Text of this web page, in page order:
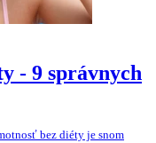
- 9 správnych
bez diéty je snom